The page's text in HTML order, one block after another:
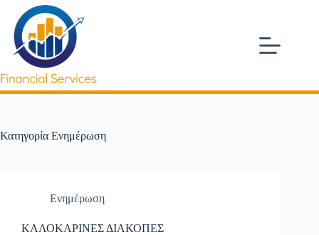
Μετάβαση
περιεχόμενο
Κατηγορία Ενημέρωση
Ενημέρωση
ΚΑΛΟΚΑΡΙΝΕΣ ΔΙΑΚΟΠΕΣ